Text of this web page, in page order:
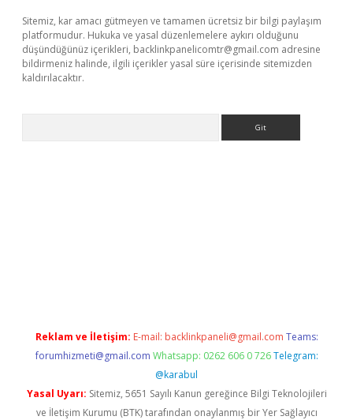
Sitemiz, kar amacı gütmeyen ve tamamen ücretsiz bir bilgi paylaşım
platformudur. Hukuka ve yasal düzenlemelere aykırı olduğunu
düşündüğünüz içerikleri, backlinkpanelicomtr@gmail.com adresine
bildirmeniz halinde, ilgili içerikler yasal süre içerisinde sitemizden
kaldırılacaktır.
Reklam ve İletişim: E-mail: backlinkpaneli@gmail.com Teams:
forumhizmeti@gmail.com Whatsapp: 0262 606 0 726 Telegram:
@karabul
Yasal Uyarı: Sitemiz, 5651 Sayılı Kanun gereğince Bilgi Teknolojileri
ve İletişim Kurumu (BTK) tarafından onaylanmış bir Yer Sağlayıcı